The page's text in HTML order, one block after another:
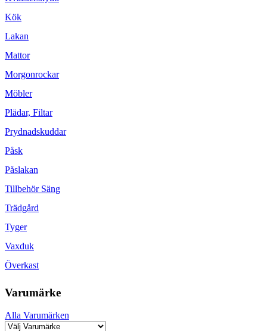
Kök
Lakan
Mattor
Morgonrockar
Möbler
Plädar, Filtar
Prydnadskuddar
Påsk
Påslakan
Tillbehör Säng
Trädgård
Tyger
Vaxduk
Överkast
Varumärke
Alla Varumärken